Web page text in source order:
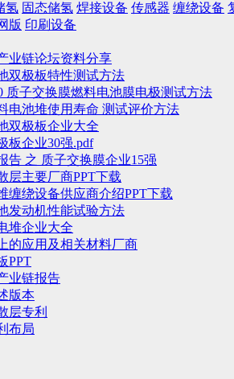
氢 固态储氢 焊接设备 传感器 缠绕设备
版 印刷设备
业链论坛资料分享
双极板特性测试方法
质子交换膜燃料电池膜电极测试方法
电池堆使用寿命 测试评价方法
双极板企业大全
板企业30强.pdf
告 之 质子交换膜企业15强
层主要厂商PPT下载
缠绕设备供应商介绍PPT下载
发动机性能试验方法
堆企业大全
的应用及相关材料厂商
PPT
业链报告
版本
层专利
布局